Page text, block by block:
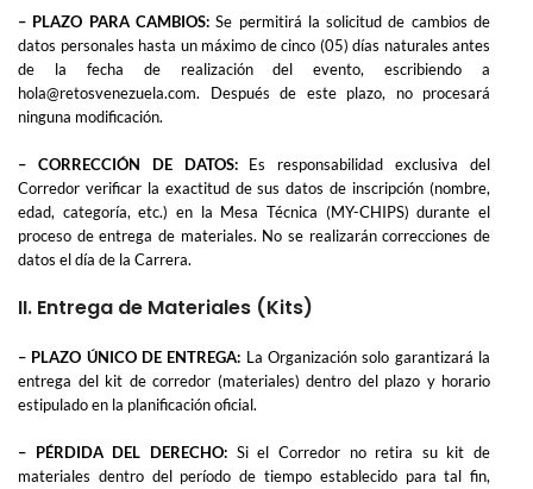
– PLAZO PARA CAMBIOS:Se permitirá la solicitud de cambios de
datos personales hasta un máximo de cinco (05) días naturales antes
de la fecha de realización del evento, escribiendo a
hola@retosvenezuela.com. Después de este plazo, no procesará
ninguna modificación.
– CORRECCIÓN DE DATOS:Es responsabilidad exclusiva del
Corredor verificar la exactitud de sus datos de inscripción (nombre,
edad, categoría, etc.) en la Mesa Técnica (MY-CHIPS) durante el
proceso de entrega de materiales. No se realizarán correcciones de
datos el día de la Carrera.
II. Entrega de Materiales (Kits)
– PLAZO ÚNICO DE ENTREGA: La Organización solo garantizará la
entrega del kit de corredor (materiales) dentro del plazo y horario
estipulado en la planificación oficial.
– PÉRDIDA DEL DERECHO:Si el Corredor no retira su kit de
materiales dentro del período de tiempo establecido para tal fin,